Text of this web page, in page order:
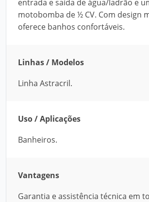
entrada e saída de água/ladrão e
motobomba de ½ CV. Com design
oferece banhos confortáveis.
Linhas / Modelos
Linha Astracril.
Uso / Aplicações
Banheiros.
Vantagens
Garantia e assistência técnica em